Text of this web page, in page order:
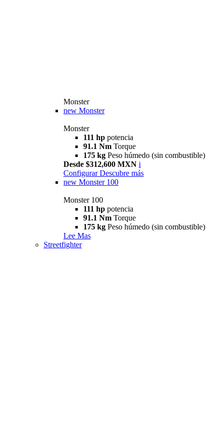
Monster
new Monster
Monster
111 hp potencia
91.1 Nm Torque
175 kg Peso húmedo (sin combustible)
Desde $312,600 MXN i
Configurar Descubre más
new Monster 100
Monster 100
111 hp potencia
91.1 Nm Torque
175 kg Peso húmedo (sin combustible)
Lee Mas
Streetfighter